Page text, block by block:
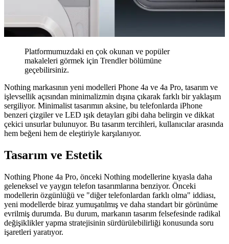
Platformumuzdaki en çok okunan ve popüler
makaleleri görmek için Trendler bölümüne
geçebilirsiniz.
Nothing markasının yeni modelleri Phone 4a ve 4a Pro, tasarım ve
işlevsellik açısından minimalizmin dışına çıkarak farklı bir yaklaşım
sergiliyor. Minimalist tasarımın aksine, bu telefonlarda iPhone
benzeri çizgiler ve LED ışık detayları gibi daha belirgin ve dikkat
çekici unsurlar bulunuyor. Bu tasarım tercihleri, kullanıcılar arasında
hem beğeni hem de eleştiriyle karşılanıyor.
Tasarım ve Estetik
Nothing Phone 4a Pro, önceki Nothing modellerine kıyasla daha
geleneksel ve yaygın telefon tasarımlarına benziyor. Önceki
modellerin özgünlüğü ve "diğer telefonlardan farklı olma" iddiası,
yeni modellerde biraz yumuşatılmış ve daha standart bir görünüme
evrilmiş durumda. Bu durum, markanın tasarım felsefesinde radikal
değişiklikler yapma stratejisinin sürdürülebilirliği konusunda soru
işaretleri yaratıyor.